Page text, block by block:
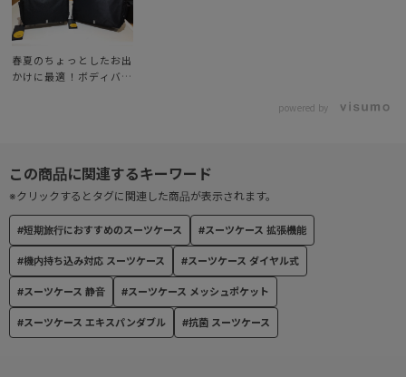
#短期旅行におすすめのスーツケース #スーツケース 拡張機能
#機内持ち込み対応 スーツケース #スーツケース ダイヤル式
#スーツケース 静音 #スーツケース メッシュポケット
#スーツケース エキスパンダブル #抗菌 スーツケース
※クリックするとタグに関連した商品が表示されます。
春夏のちょっとしたお出
かけに最適！ボディバッ
powered by